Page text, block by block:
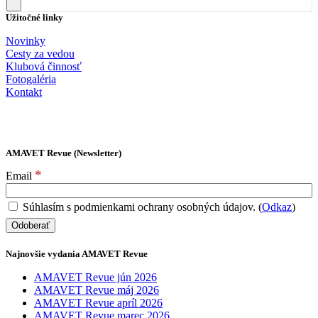
Užitočné linky
Novinky
Cesty za vedou
Klubová činnosť
Fotogaléria
Kontakt
AMAVET Revue (Newsletter)
Email *
Súhlasím s podmienkami ochrany osobných údajov. (Odkaz)
Najnovšie vydania AMAVET Revue
AMAVET Revue jún 2026
AMAVET Revue máj 2026
AMAVET Revue apríl 2026
AMAVET Revue marec 2026